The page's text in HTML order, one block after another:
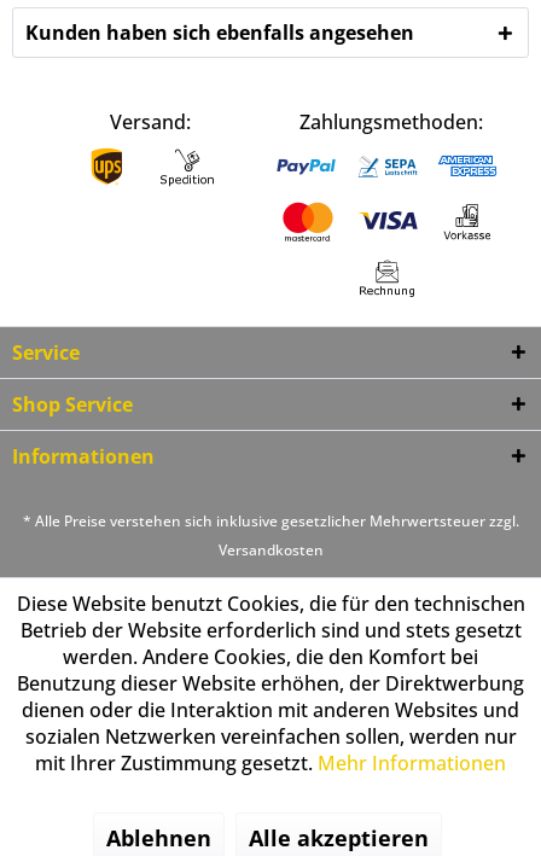
Kunden haben sich ebenfalls angesehen
Versand: Zahlungsmethoden:
Service
Shop Service
Informationen
* Alle Preise verstehen sich inklusive gesetzlicher Mehrwertsteuer zzgl.
Versandkosten
Diese Website benutzt Cookies, die für den technischen
Betrieb der Website erforderlich sind und stets gesetzt
werden. Andere Cookies, die den Komfort bei
Benutzung dieser Website erhöhen, der Direktwerbung
dienen oder die Interaktion mit anderen Websites und
sozialen Netzwerken vereinfachen sollen, werden nur
mit Ihrer Zustimmung gesetzt. Mehr Informationen
Ablehnen Alle akzeptieren